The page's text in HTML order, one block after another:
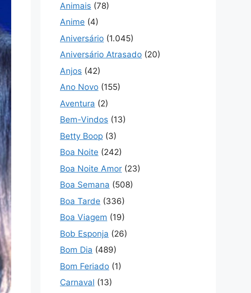
Animais (78)
Anime (4)
Aniversário (1.045)
Aniversário Atrasado (20)
Anjos (42)
Ano Novo (155)
Aventura (2)
Bem-Vindos (13)
Betty Boop (3)
Boa Noite (242)
Boa Noite Amor (23)
Boa Semana (508)
Boa Tarde (336)
Boa Viagem (19)
Bob Esponja (26)
Bom Dia (489)
Bom Feriado (1)
Carnaval (13)